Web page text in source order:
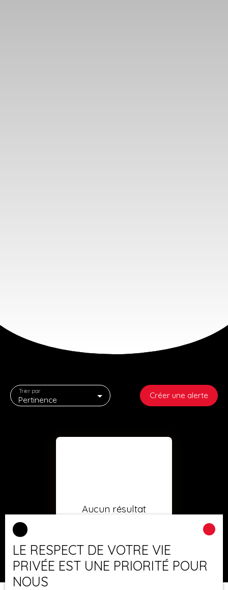
Pertinence
Trier par Créer une alerte
Aucun résultat
LE RESPECT DE VOTRE VIE
PRIVÉE EST UNE PRIORITÉ POUR
NOUS